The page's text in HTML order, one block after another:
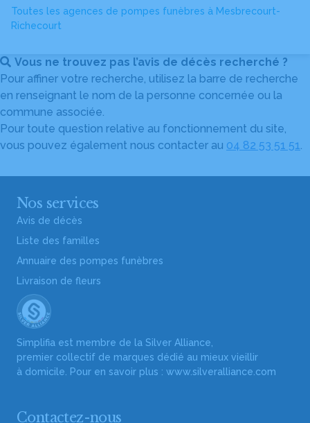
Toutes les agences de pompes funèbres à Mesbrecourt-
Richecourt
Vous ne trouvez pas l’avis de décès recherché ?
Pour affiner votre recherche, utilisez la barre de recherche
en renseignant le nom de la personne concernée ou la
commune associée.
Pour toute question relative au fonctionnement du site,
vous pouvez également nous contacter au 04 82 53 51 51.
Nos services
Avis de décès
Liste des familles
Annuaire des pompes funèbres
Livraison de fleurs
Simplifia est membre de la Silver Alliance,
premier collectif de marques dédié au mieux vieillir
à domicile. Pour en savoir plus : www.silveralliance.com
Contactez-nous